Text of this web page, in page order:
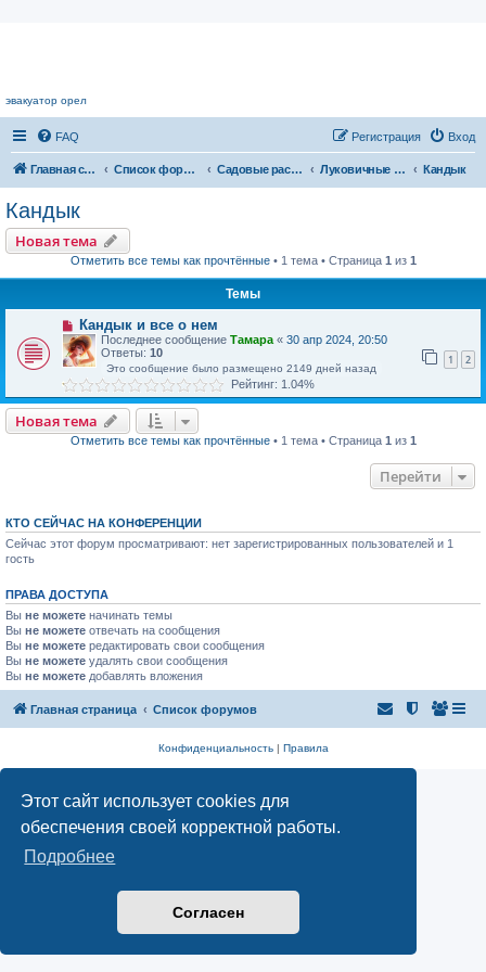
Этот сайт использует cookies для
обеспечения своей корректной работы.
Подробнее
Согласен
эвакуатор орел
FAQ Вход
Регистрация
Главная страница Список форумов Садовые растения Луковичные растения Кандык
Кандык
Новая тема
Отметить все темы как прочтённые• 1 тема • Страница 1 из 1
Темы
Кандык и все о нем
Последнее сообщение Тамара « 30 апр 2024, 20:50
Ответы: 10 1 2
Это сообщение было размещено 2149 дней назад
Рейтинг: 1.04%
Новая тема
Отметить все темы как прочтённые• 1 тема • Страница 1 из 1
Перейти
КТО СЕЙЧАС НА КОНФЕРЕНЦИИ
Сейчас этот форум просматривают: нет зарегистрированных пользователей и 1
гость
ПРАВА ДОСТУПА
Вы не можете начинать темы
Вы не можете отвечать на сообщения
Вы не можете редактировать свои сообщения
Вы не можете удалять свои сообщения
Вы не можете добавлять вложения
Главная страница Список форумов
Конфиденциальность| Правила